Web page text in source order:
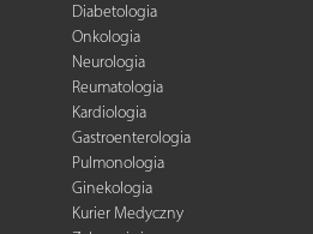
Diabetologia
Onkologia
Neurologia
Reumatologia
Kardiologia
Gastroenterologia
Pulmonologia
Ginekologia
Kurier Medyczny